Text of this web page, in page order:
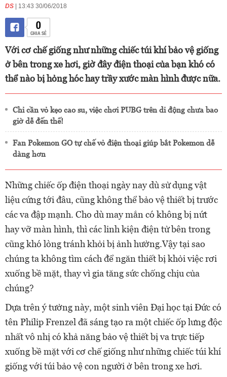
DS | 13:43 30/06/2018
0
CHIA SẺ
Với cơ chế giống như những chiếc túi khí bảo vệ giống
ở bên trong xe hơi, giờ đây điện thoại của bạn khó có
thể nào bị hỏng hóc hay trầy xước màn hình được nữa.
Chỉ cần vỏ kẹo cao su, việc chơi PUBG trên di động chưa bao
giờ dễ đến thế!
Fan Pokemon GO tự chế vỏ điện thoại giúp bắt Pokemon dễ
dàng hơn
Những chiếc ốp điện thoại ngày nay dù sử dụng vật
liệu cứng tới đâu, cũng không thể bảo vệ thiết bị trước
các va đập mạnh. Cho dù may mắn có không bị nứt
hay vỡ màn hình, thì các linh kiện điện tử bên trong
cũng khó lòng tránh khỏi bị ảnh hưởng.Vậy tại sao
chúng ta không tìm cách để ngăn thiết bị khỏi việc rơi
xuống bề mặt, thay vì gia tăng sức chống chịu của
chúng?
Dựa trên ý tưởng này, một sinh viên Đại học tại Đức có
tên Philip Frenzel đã sáng tạo ra một chiếc ốp lưng độc
nhất vô nhị có khả năng bảo vệ thiết bị va trực tiếp
xuống bề mặt với cơ chế giống như những chiếc túi khí
giống với túi bảo vệ con người ở bên trong xe hơi.